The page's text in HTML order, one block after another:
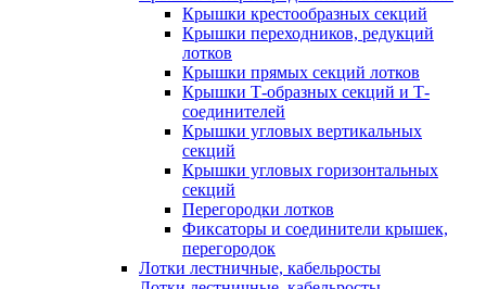
Крышки крестообразных секций
Крышки переходников, редукций
лотков
Крышки прямых секций лотков
Крышки Т-образных секций и Т-
соединителей
Крышки угловых вертикальных
секций
Крышки угловых горизонтальных
секций
Перегородки лотков
Фиксаторы и соединители крышек,
перегородок
Лотки лестничные, кабельросты